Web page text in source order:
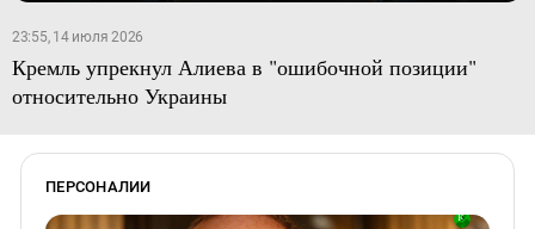
23:55, 14 июля 2026
Кремль упрекнул Алиева в "ошибочной позиции"
относительно Украины
ПЕРСОНАЛИИ